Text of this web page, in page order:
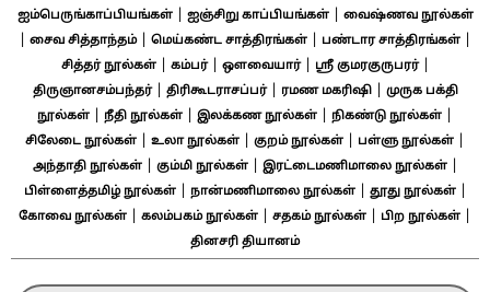
ஐம்பெருங்காப்பியங்கள்| ஐஞ்சிறு காப்பியங்கள்| வைஷ்ணவ நூல்கள்
சைவ சித்தாந்தம்| மெய்கண்ட சாத்திரங்கள் பண்டார சாத்திரங்கள்
சித்தர் நூல்கள்| கம்பர்| ஔவையார்| ஸ்ரீ குமரகுருபரர்|
திருஞானசம்பந்தர்| திரிகூடராசப்பர்| ரமண மகரிஷி|
முருக பக்தி
நூல்கள்
நீதி நூல்கள் இலக்கண நூல்கள் நிகண்டு நூல்கள்
சிலேடை நூல்கள் உலா நூல்கள் குறம் நூல்கள் பள்ளு நூல்கள்
அந்தாதி நூல்கள்| கும்மி நூல்கள்| இரட்டைமணிமாலை நூல்கள்|
பிள்ளைத்தமிழ் நூல்கள்| நான்மணிமாலை நூல்கள்| தூது நூல்கள்|
கோவை நூல்கள் கலம்பகம் நூல்கள் சதகம் நூல்கள் பிற நூல்கள்
தினசரி தியானம்